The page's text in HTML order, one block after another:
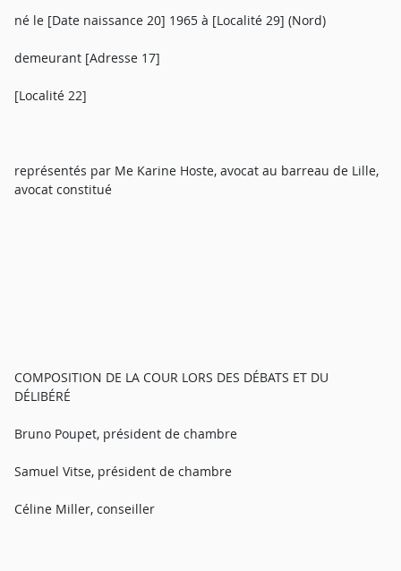
né le [Date naissance 20] 1965 à [Localité 29] (Nord)
demeurant [Adresse 17]
[Localité 22]
représentés par Me Karine Hoste, avocat au barreau de Lille,
avocat constitué
COMPOSITION DE LA COUR LORS DES DÉBATS ET DU
DÉLIBÉRÉ
Bruno Poupet, président de chambre
Samuel Vitse, président de chambre
Céline Miller, conseiller